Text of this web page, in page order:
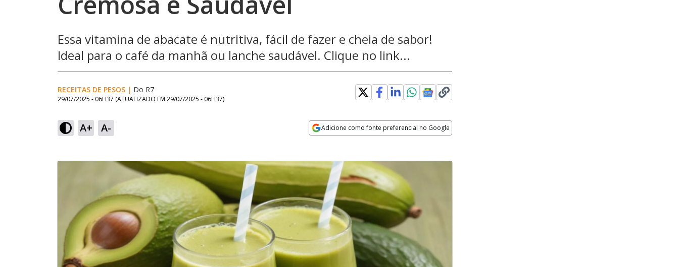
Essa vitamina de abacate é nutritiva, fácil de fazer e cheia de sabor!
Ideal para o café da manhã ou lanche saudável. Clique no link...
RECEITAS DE PESOS | Do R7
29/07/2025 - 06H37 (ATUALIZADO EM 29/07/2025 - 06H37)
A+ A- Adicione como fonte preferencial no Google